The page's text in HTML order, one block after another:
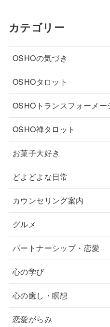
カテゴリー
OSHOの気づき
OSHOタロット
OSHOトランスフォーメー
OSHO禅タロット
お菓子大好き
どよどよな日常
カウンセリング案内
グルメ
パートナーシップ・恋愛
心の学び
心の癒し・瞑想
恋愛がらみ